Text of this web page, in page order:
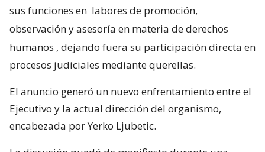
sus funciones en labores de promoción,
observación y asesoría en materia de derechos
humanos , dejando fuera su participación directa en
procesos judiciales mediante querellas.
El anuncio generó un nuevo enfrentamiento entre el
Ejecutivo y la actual dirección del organismo,
encabezada por Yerko Ljubetic.